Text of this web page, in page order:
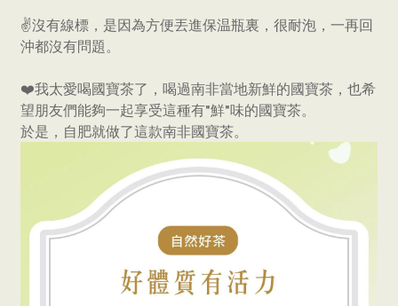
✌️沒有線標，是因為方便丟進保温瓶裏，很耐泡，一再回
沖都沒有問題。
❤️我太愛喝國寶茶了，喝過南非當地新鮮的國寶茶，也希
望朋友們能夠一起享受這種有"鮮"味的國寶茶。
於是，自肥就做了這款南非國寶茶。